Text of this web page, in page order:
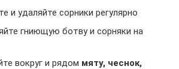
и удаляйте сорники регулярно
гниющую ботву и сорняки на
вокруг и рядом мяту, чеснок,